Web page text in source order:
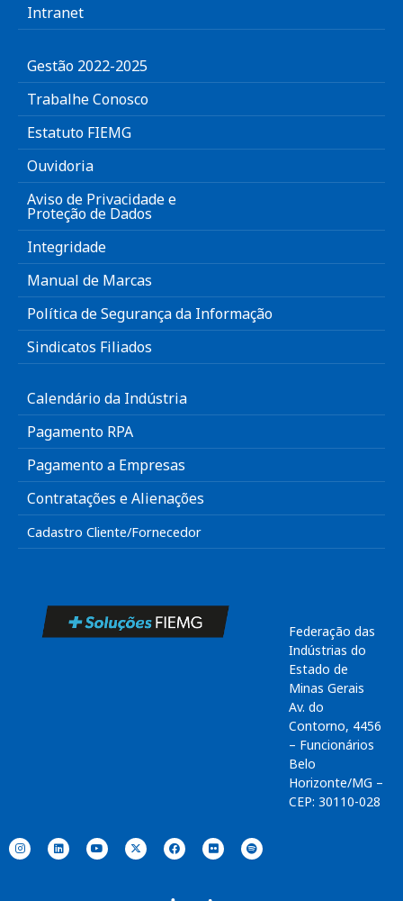
Intranet
Gestão 2022-2025
Trabalhe Conosco
Estatuto FIEMG
Ouvidoria
Aviso de Privacidade e
Proteção de Dados
Integridade
Manual de Marcas
Política de Segurança da Informação
Sindicatos Filiados
Calendário da Indústria
Pagamento RPA
Pagamento a Empresas
Contratações e Alienações
Cadastro Cliente/Fornecedor
Federação das
Indústrias do
Estado de
Minas Gerais
Av. do
Contorno, 4456
– Funcionários
Belo
Horizonte/MG –
CEP: 30110-028